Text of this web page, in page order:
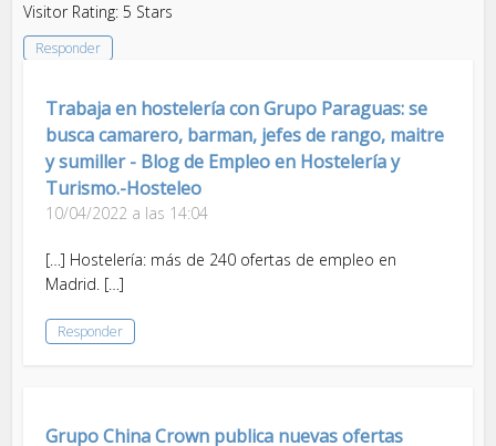
Visitor Rating: 5 Stars
Responder
Trabaja en hostelería con Grupo Paraguas: se
busca camarero, barman, jefes de rango, maitre
y sumiller - Blog de Empleo en Hostelería y
Turismo.-Hosteleo
10/04/2022 a las 14:04
[…] Hostelería: más de 240 ofertas de empleo en
Madrid. […]
Responder
Grupo China Crown publica nuevas ofertas